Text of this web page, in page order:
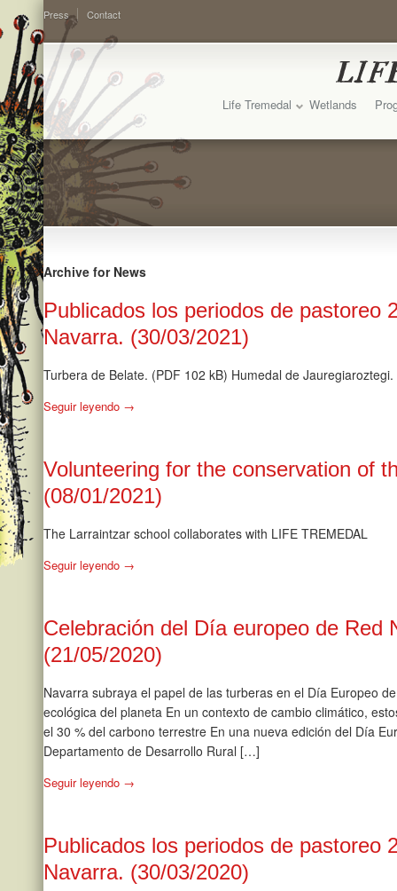
Press Contact
Life Tremedal Wetlands
Archive for News
Publicados los periodos de pastoreo
Navarra. (30/03/2021)
Turbera de Belate. (PDF 102 kB) Humedal de
Seguir leyendo →
Volunteering for the conservation of
(08/01/2021)
The Larraintzar school collaborates with LIFE TREMEDAL
Seguir leyendo →
Celebración del Día europeo de Red
(21/05/2020)
Navarra subraya el papel de las turberas en el Día Europeo
ecológica del planeta En un contexto de cambio climático,
el 30 % del carbono terrestre En una nueva edición del Día
Departamento de Desarrollo Rural […]
Seguir leyendo →
Publicados los periodos de pastoreo
Navarra. (30/03/2020)